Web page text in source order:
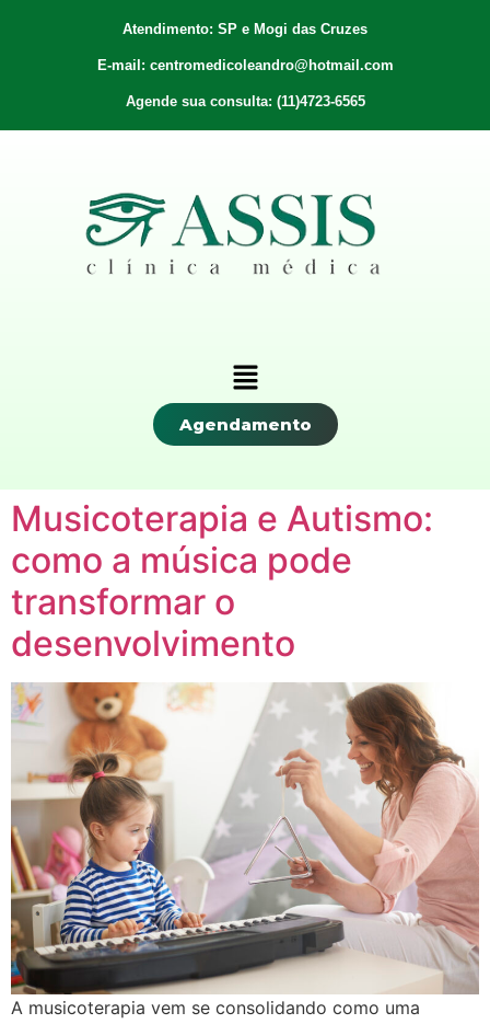
Atendimento: SP e Mogi das Cruzes
E-mail: centromedicoleandro@hotmail.com
Agende sua consulta: (11)4723-6565
Agendamento
Musicoterapia e Autismo:
como a música pode
transformar o
desenvolvimento
A musicoterapia vem se consolidando como uma